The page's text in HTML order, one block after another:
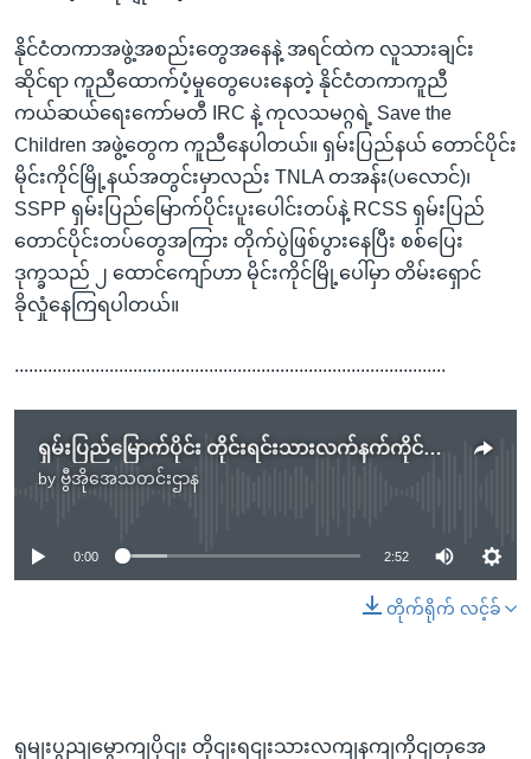
နိုင်ငံတကာအဖွဲ့အစည်းတွေအနေနဲ့ အရင်ထဲက လူသားချင်း
ဆိုင်ရာ ကူညီထောက်ပံ့မှုတွေပေးနေတဲ့ နိုင်ငံတကာကူညီ
ကယ်ဆယ်ရေးကော်မတီ IRC နဲ့ ကုလသမဂ္ဂရဲ့ Save the
Children အဖွဲ့တွေက ကူညီနေပါတယ်။ ရှမ်းပြည်နယ် တောင်ပိုင်း
မိုင်းကိုင်မြို့နယ်အတွင်းမှာလည်း TNLA တအန်း(ပလောင်)၊
SSPP ရှမ်းပြည်မြောက်ပိုင်းပူးပေါင်းတပ်နဲ့ RCSS ရှမ်းပြည်
တောင်ပိုင်းတပ်တွေအကြား တိုက်ပွဲဖြစ်ပွားနေပြီး စစ်ပြေး
ဒုက္ခသည် ၂ ထောင်ကျော်ဟာ မိုင်းကိုင်မြို့ပေါ်မှာ တိမ်းရှောင်
ခိုလှုံနေကြရပါတယ်။
...........................................................................................
ရှမ်းပြည်မြောက်ပိုင်း တိုင်းရင်းသားလက်နက်ကိုင်တွေအကြားတိုက်ပွဲပြင်းထန်
by ဗွီအိုအေသတင်းဌာန
No media source currently available
0:00 2:52
တိုက်ရိုက် လင့်ခ်
ရှမျးပွညျမွောကျပိုငျး တိုငျးရငျးသားလကျနကျကိုငျတှအေ